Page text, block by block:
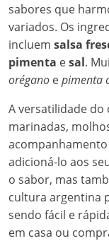
sabores que
variados. Os
incluem salsa
pimenta esal.
orégano epimenta
A versatilidade
marinadas,
adicioná-lo aos
o sabor, mas
cultura argentina
sendo fácil e
em casa ou